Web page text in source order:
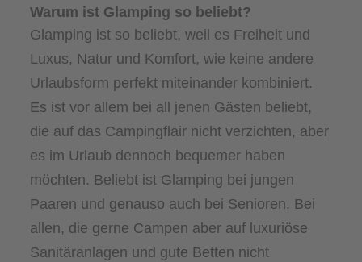
Warum ist Glamping so beliebt?
Glamping ist so beliebt, weil es Freiheit und
Luxus, Natur und Komfort, wie keine andere
Urlaubsform perfekt miteinander kombiniert.
Es ist vor allem bei all jenen Gästen beliebt,
die auf das Campingflair nicht verzichten, aber
es im Urlaub dennoch bequemer haben
möchten. Beliebt ist Glamping bei jungen
Paaren und genauso auch bei Senioren. Bei
allen, die gerne Campen aber auf luxuriöse
Sanitäranlagen und gute Betten nicht